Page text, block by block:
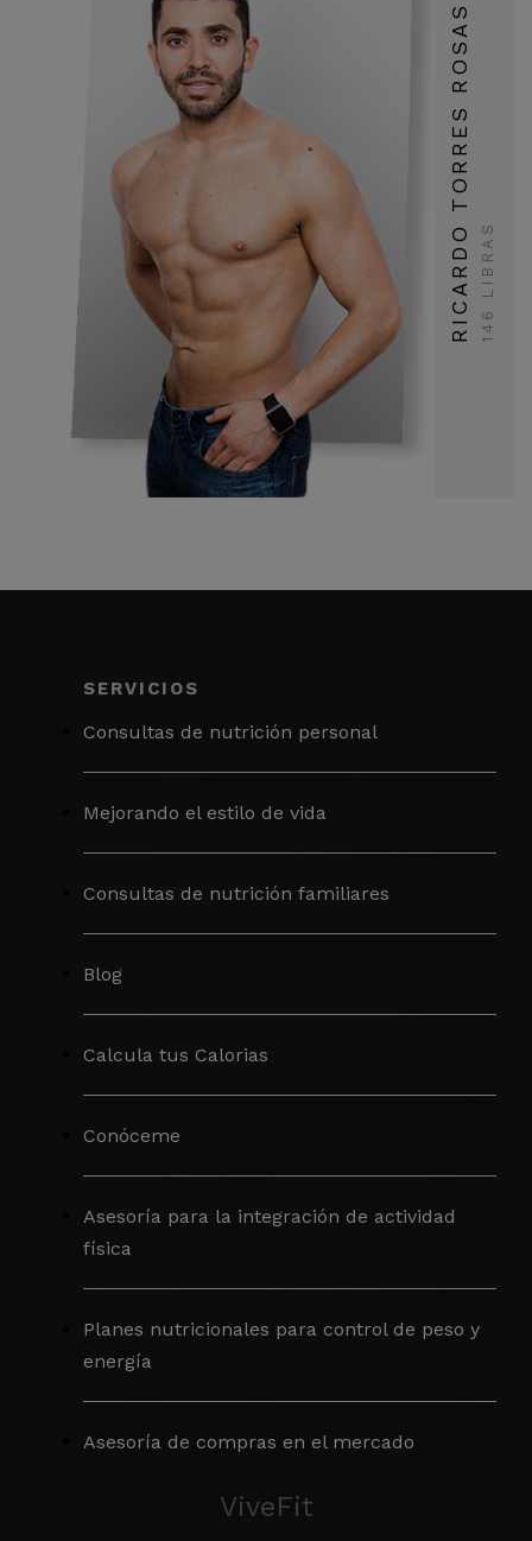
RICARDO TORRES ROSAS146 LIBRAS
SERVICIOS
Consultas de nutrición personal
Mejorando el estilo de vida
Consultas de nutrición familiares
Blog
Calcula tus Calorias
Conóceme
Asesoría para la integración de actividad
física
Planes nutricionales para control de peso y
energía
Asesoría de compras en el mercado
ViveFit